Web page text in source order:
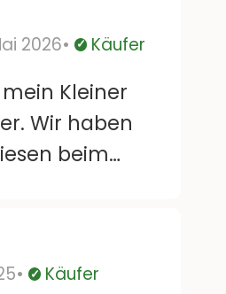
2026 Verifiziert
Käufer
Kleiner
Wir haben
beim
versetzen
Bloß sind
Verifiziert
Käufer